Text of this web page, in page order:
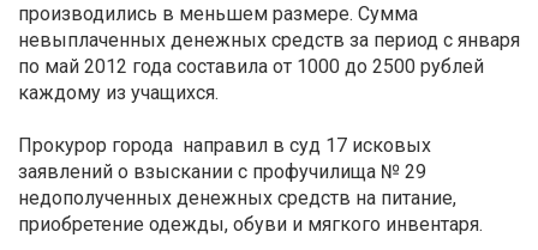
производились в меньшем размере. Сумма
невыплаченных денежных средств за период с января
по май 2012 года составила от 1000 до 2500 рублей
каждому из учащихся.
Прокурор города направил в суд 17 исковых
заявлений о взыскании с профучилища № 29
недополученных денежных средств на питание,
приобретение одежды, обуви и мягкого инвентаря.